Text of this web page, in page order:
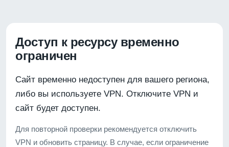
Доступ к ресурсу временно
ограничен
Сайт временно недоступен для вашего региона,
либо вы используете VPN. Отключите VPN и
сайт будет доступен.
Для повторной проверки рекомендуется отключить
VPN и обновить страницу. В случае, если ограничение